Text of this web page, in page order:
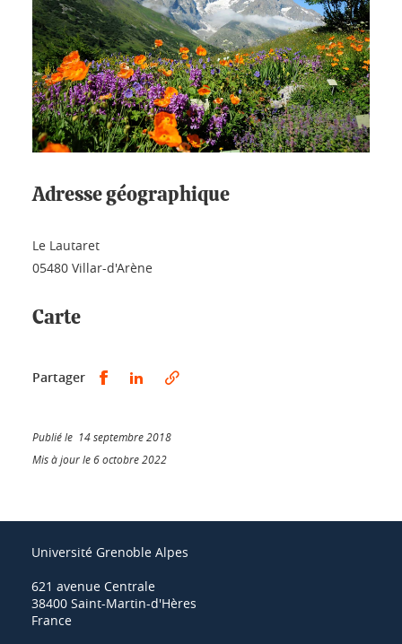
Adresse géographique
Le Lautaret
05480 Villar-d'Arène
Carte
Partager Partager sur Facebook
Partager sur LinkedIn
Publié le 14 septembre 2018
Mis à jour le 6 octobre 2022
Université Grenoble Alpes
621 avenue Centrale
38400 Saint-Martin-d'Hères
France